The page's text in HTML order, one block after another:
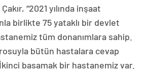
“2021 yılında inşaat
birlikte 75 yataklı bir devlet
tüm donanımlara sahip.
bütün hastalara cevap
basamak bir hastanemiz var.